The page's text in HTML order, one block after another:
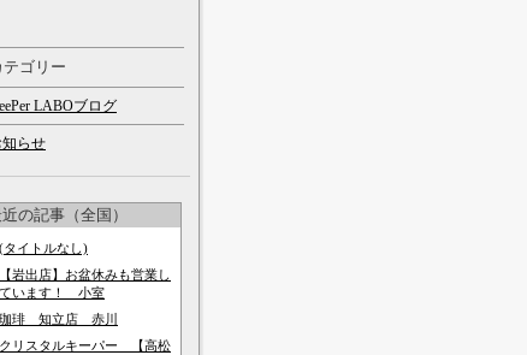
テゴリー
LABOブログ
知らせ
の記事（全国）
(タイトルなし)
【岩出店】お盆休みも営業し
ています！ 小室
珈琲 知立店 赤川
クリスタルキーパー 【高松